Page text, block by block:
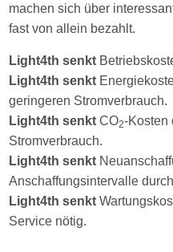
machen sich über
fast von allein bezahlt.
Light4th senkt
Light4th senkt
geringeren Stromverbrauch.
Light4th senkt CO2-Kosten
Stromverbrauch.
Light4th senkt
Anschaffungsintervalle
Light4th senkt
Service nötig.